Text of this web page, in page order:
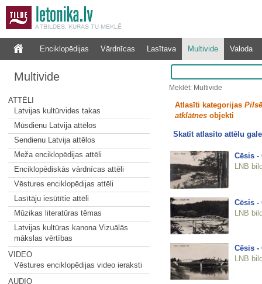
Enciklopēdijas Vārdnīcas Lasītava Multivide Valoda
Multivide
ATTĒLI
Latvijas kultūrvides takas
Mūsdienu Latvija attēlos
Sendienu Latvija attēlos
Meža enciklopēdijas attēli
Enciklopēdiskās vārdnīcas attēli
Vēstures enciklopēdijas attēli
Lasītāju iesūtītie attēli
Mūzikas literatūras tēmas
Latvijas kultūras kanona Vizuālās
mākslas vērtības
VIDEO
Vēstures enciklopēdijas video ieraksti
AUDIO
Meklēt: Multivide
Atlasīti kategorijas
atklātnesobjekti
Skatīt atlasīto attēlu
Cēsis -
LNB
Cēsis -
LNB
Cēsis -
LNB